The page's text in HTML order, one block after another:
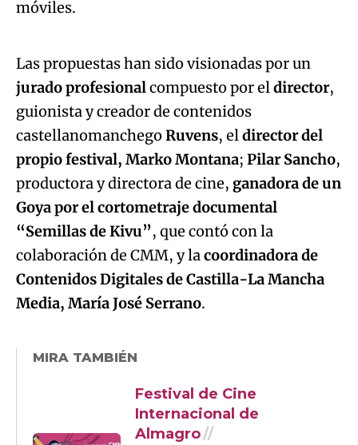
móviles.
Try again
Las propuestas han sido visionadas por un
jurado profesionalcompuesto por eldirector,
guionista y creador de contenidos
castellanomanchego Ruvens, eldirector del
propio festival, Marko Montana; Pilar Sancho,
productora y directora de cine, ganadora de un
Goya por el cortometraje documental
“Semillas de Kivu”, que contó con la
colaboración de CMM, y lacoordinadora de
Contenidos Digitales de Castilla-La Mancha
Media, María José Serrano.
MIRA TAMBIÉN
Festival de Cine
Internacional de
Almagro